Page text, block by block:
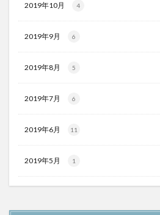
2019年10月 4
2019年9月 6
2019年8月 5
2019年7月 6
2019年6月 11
2019年5月 1